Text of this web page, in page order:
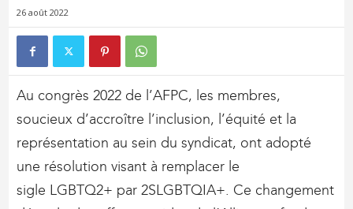
26 août 2022
Au congrès 2022 de l’AFPC, les membres,
soucieux d’accroître l’inclusion, l’équité et la
représentation au sein du syndicat, ont adopté
une résolution visant à remplacer le
sigle LGBTQ2+ par 2SLGBTQIA+. Ce changement